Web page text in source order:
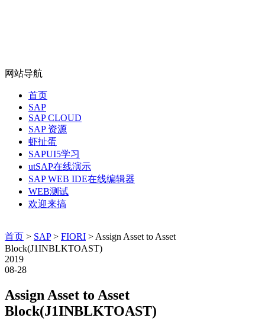
网站导航
首页
SAP
SAP CLOUD
SAP 资源
虾扯蛋
SAPUI5学习
utSAP在线演示
SAP WEB IDE在线编辑器
WEB测试
欢迎来搞
首页 > SAP> FIORI > Assign Asset to Asset
Block(J1INBLKTOAST)
2019
08-28
Assign Asset to Asset
Block(J1INBLKTOAST)